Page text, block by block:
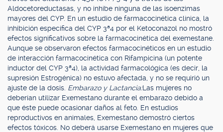
Aldocetoreductasas, y no inhibe ninguna de las isoenzimas
mayores del CYP. En un estudio de farmacocinética clínica, la
inhibición específica del CYP 3ª4 por el Ketoconazol no mostró
efectos significativos sobre la farmacocinética del exemestane.
Aunque se observaron efectos farmacocinéticos en un estudio
de interacción farmacocinética con Rifampicina (un potente
inductor del CYP 3ª4), la actividad farmacológica (es decir, la
supresión Estrogénica) no estuvo afectada, y no se requirió un
ajuste de la dosis. Embarazo y Lactancia:Las mujeres no
deberían utilizar Exemestano durante el embarazo debido a
que éste puede ocasionar daños al feto. En estudios
reproductivos en animales, Exemestano demostró ciertos
efectos tóxicos. No deberá usarse Exemestano en mujeres que